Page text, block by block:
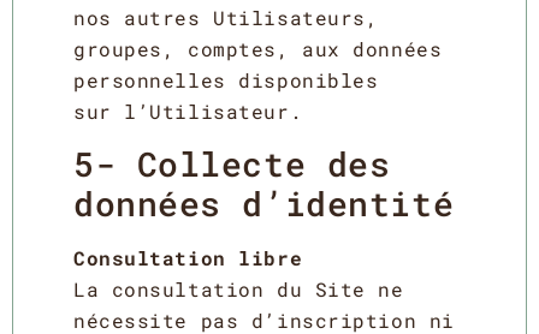
nos autres Utilisateurs,
groupes, comptes, aux données
personnelles disponibles
sur l’Utilisateur.
5- Collecte des
données d’identité
Consultation libre
La consultation du Site ne
nécessite pas d’inscription ni